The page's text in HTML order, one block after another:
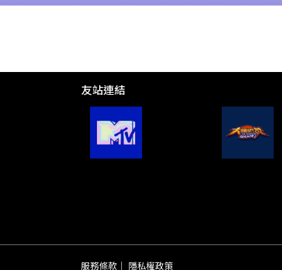
友站連結
服務條款 ｜ 隱私權政策